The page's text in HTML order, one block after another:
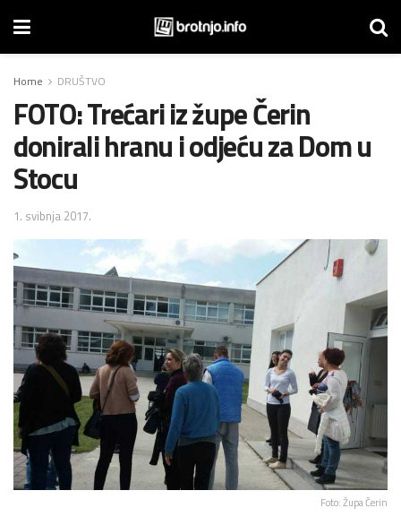
Home DRUŠTVO
FOTO: Trećari iz župe Čerin
donirali hranu i odjeću za Dom u
Stocu
1. svibnja 2017.
Foto: Župa Čerin